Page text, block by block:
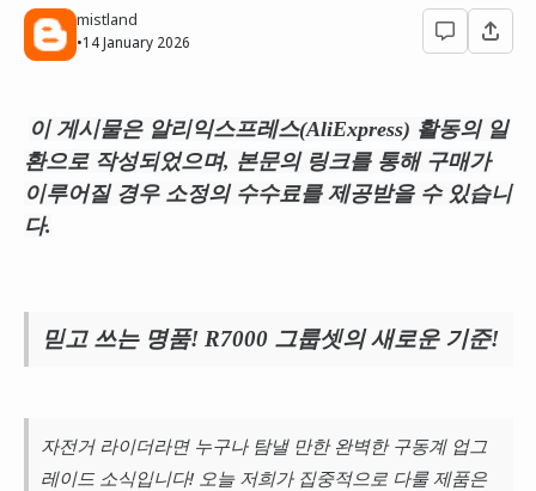
mistland
•14 January 2026
이 게시물은 알리익스프레스(AliExpress) 활동의 일
환으로 작성되었으며, 본문의 링크를 통해 구매가
이루어질 경우 소정의 수수료를 제공받을 수 있습니
다.
믿고 쓰는 명품! R7000 그룹셋의 새로운 기준!
자전거 라이더라면 누구나 탐낼 만한 완벽한 구동계 업그
레이드 소식입니다! 오늘 저희가 집중적으로 다룰 제품은